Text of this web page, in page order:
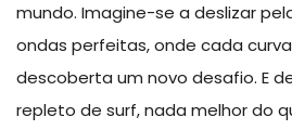
mundo. Imagine-se a deslizar
ondas perfeitas, onde cada
descoberta um novo desafio. E
repleto de surf, nada melhor do